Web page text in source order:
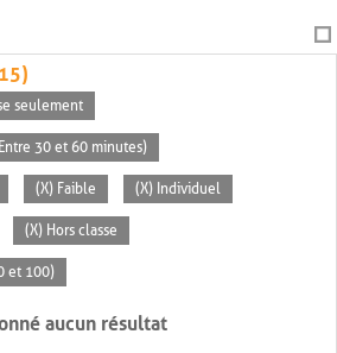
seulement
30 et 60 minutes)
(X) Faible (X) Individuel
(X) Hors classe
et 100)
aucun résultat